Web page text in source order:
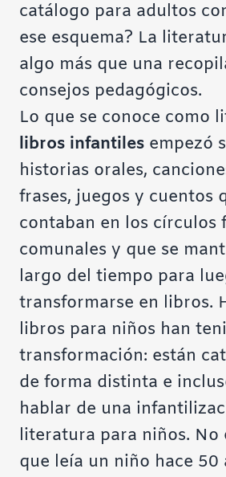
catálogo para adultos
ese esquema? La
algo más que una
consejos pedagógicos.
Lo que se conoce como
libros infantiles empezó
historias orales,
frases, juegos y cuentos
contaban en los círculos
comunales y que se
largo del tiempo para
transformarse en libros.
libros para niños han
transformación: están
de forma distinta e
hablar de una
literatura para niños. No
que leía un niño hace 50